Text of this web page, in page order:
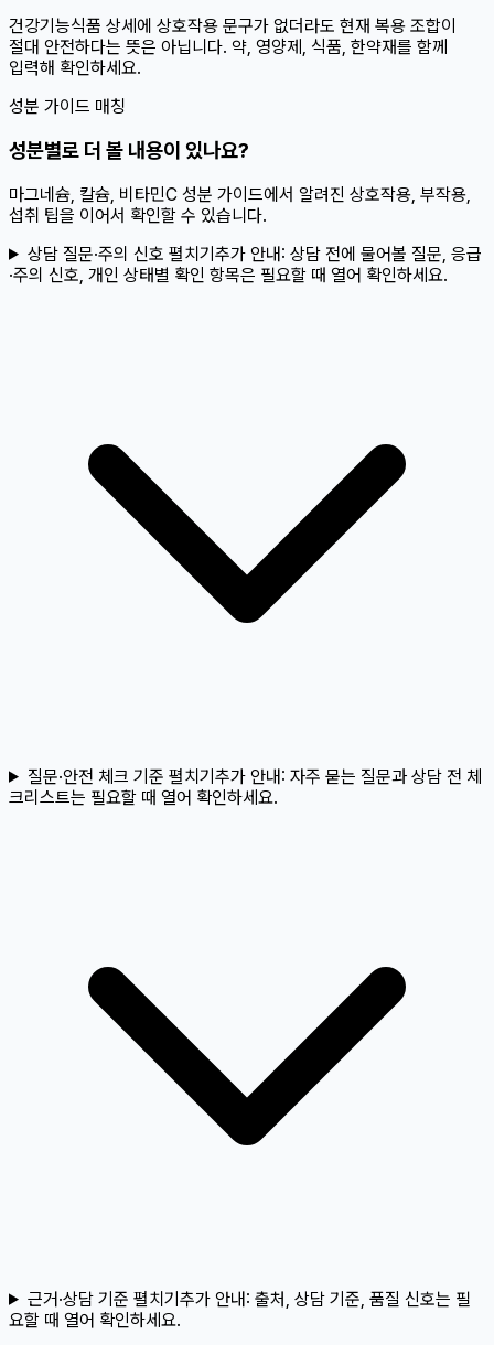
건강기능식품 상세에 상호작용 문구가 없더라도 현재 복용 조합이
절대 안전하다는 뜻은 아닙니다. 약, 영양제, 식품, 한약재를 함께
입력해 확인하세요.
성분 가이드 매칭
성분별로 더 볼 내용이 있나요?
마그네슘, 칼슘, 비타민C 성분 가이드에서 알려진 상호작용, 부작용,
섭취 팁을 이어서 확인할 수 있습니다.
상담 질문·주의 신호 펼치기추가 안내: 상담 전에 물어볼 질문, 응급
·주의 신호, 개인 상태별 확인 항목은 필요할 때 열어 확인하세요.
질문·안전 체크 기준 펼치기추가 안내: 자주 묻는 질문과 상담 전 체
크리스트는 필요할 때 열어 확인하세요.
근거·상담 기준 펼치기추가 안내: 출처, 상담 기준, 품질 신호는 필
요할 때 열어 확인하세요.